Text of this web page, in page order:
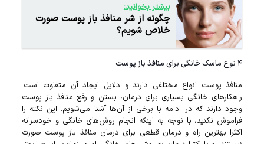
بیشتر بخوانید:
چگونه از شر منافذ باز پوست صورت
خلاص شویم؟
۴ نوع ماسک خانگی برای منافذ باز پوست
منافذ پوست انواع مختلفی دارند و دلایل ایجاد آن متفاوت است.
راهکارهای خانگی بسیاری برای درمان، بستن و رفع منافذ باز پوست
وجود دارند که در ادامه با برخی از آن‌ها آشنا می‌شویم. این نکته را
فراموش نکنید، با نوجه به اینکه انجام روش‌های خانگی و خودسرانه
اکثرا بهترین راه و درمان قطعی برای درمان منافذ باز پوست صورت